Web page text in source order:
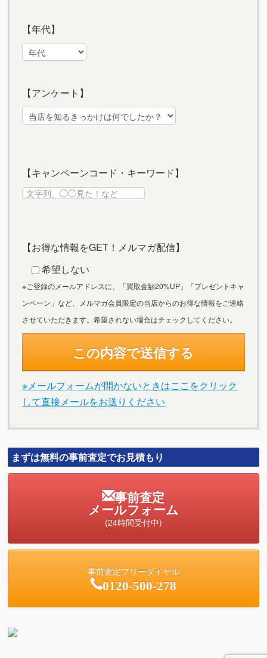
【年代】
【アンケート】
【キャンペーンコード・キーワード】
【お得な情報をGET！メルマガ配信】
希望しない
※ご登録のメールアドレスに、「買取金額20%UP」「プレゼントキャ
ンペーン」など、メルマガ会員限定の当店からのお得な情報をご連絡
させていただきます。希望されない場合はチェックしてください。
※メールフォームが開かないときはここをクリック
して直接メールをお送りください
まずは無料の事前査定でお見積もり
事前査定
メールフォーム
(24時間受付中)
事前査定フリーダイヤル
0120-500-278